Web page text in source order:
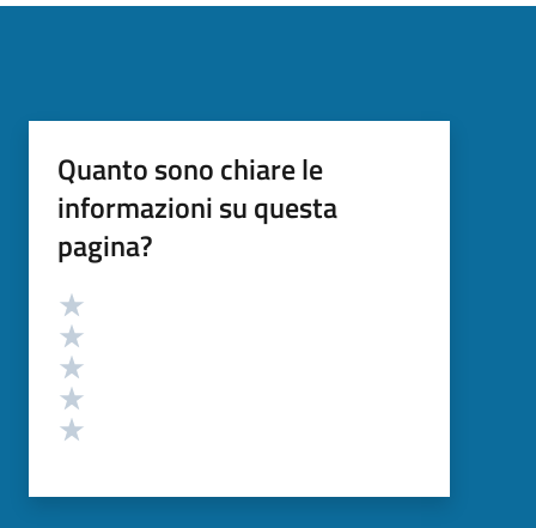
Quanto sono chiare le
informazioni su questa
pagina?
Valutazione